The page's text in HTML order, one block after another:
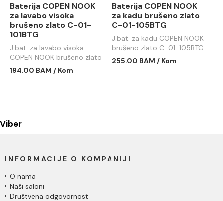
Baterija COPEN NOOK
za lavabo visoka
brušeno zlato C-01-
101BTG
J.bat. za lavabo visoka
COPEN NOOK brušeno zlato
C-01-101BTG
194.00 BAM / Kom
Baterija COPEN NOOK
za kadu brušeno zlato
C-01-105BTG
J.bat. za kadu COPEN NOOK
brušeno zlato C-01-105BTG
255.00 BAM / Kom
Viber
INFORMACIJE O KOMPANIJI
O nama
Naši saloni
Društvena odgovornost